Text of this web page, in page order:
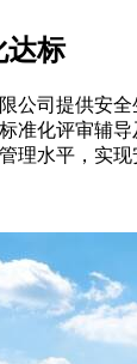
达标
公司提供安全
准化评审辅
理水平，实现